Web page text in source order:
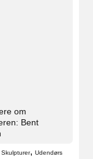
om
Bent
Skulpturer, Udendørs